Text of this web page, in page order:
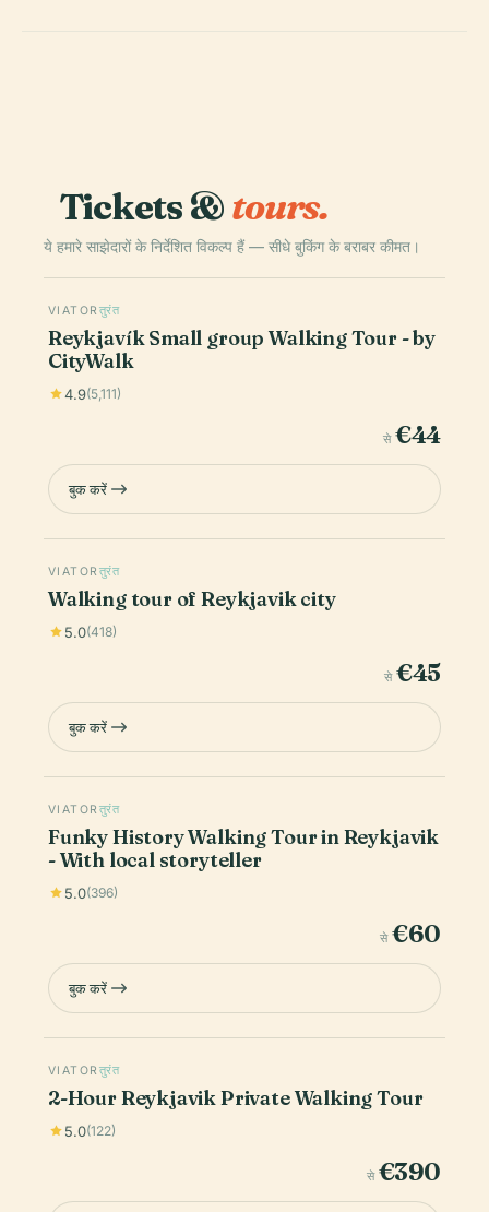
Tickets &tours.
ये हमारे साझेदारों के निर्देशित विकल्प हैं — सीधे बुकिंग के बराबर कीमत।
VIATOR तुरंत
Reykjavík Small group Walking Tour - by
CityWalk
4.9(5,111)
से €44
बुक करें
VIATOR तुरंत
Walking tour of Reykjavik city
5.0(418)
से €45
बुक करें
VIATOR तुरंत
Funky History Walking Tour in Reykjavik
- With local storyteller
5.0(396)
से €60
बुक करें
VIATOR तुरंत
2-Hour Reykjavik Private Walking Tour
5.0(122)
से €390